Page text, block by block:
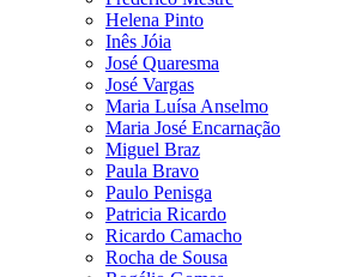
Helena Pinto
Inês Jóia
José Quaresma
José Vargas
Maria Luísa Anselmo
Maria José Encarnação
Miguel Braz
Paula Bravo
Paulo Penisga
Patricia Ricardo
Ricardo Camacho
Rocha de Sousa